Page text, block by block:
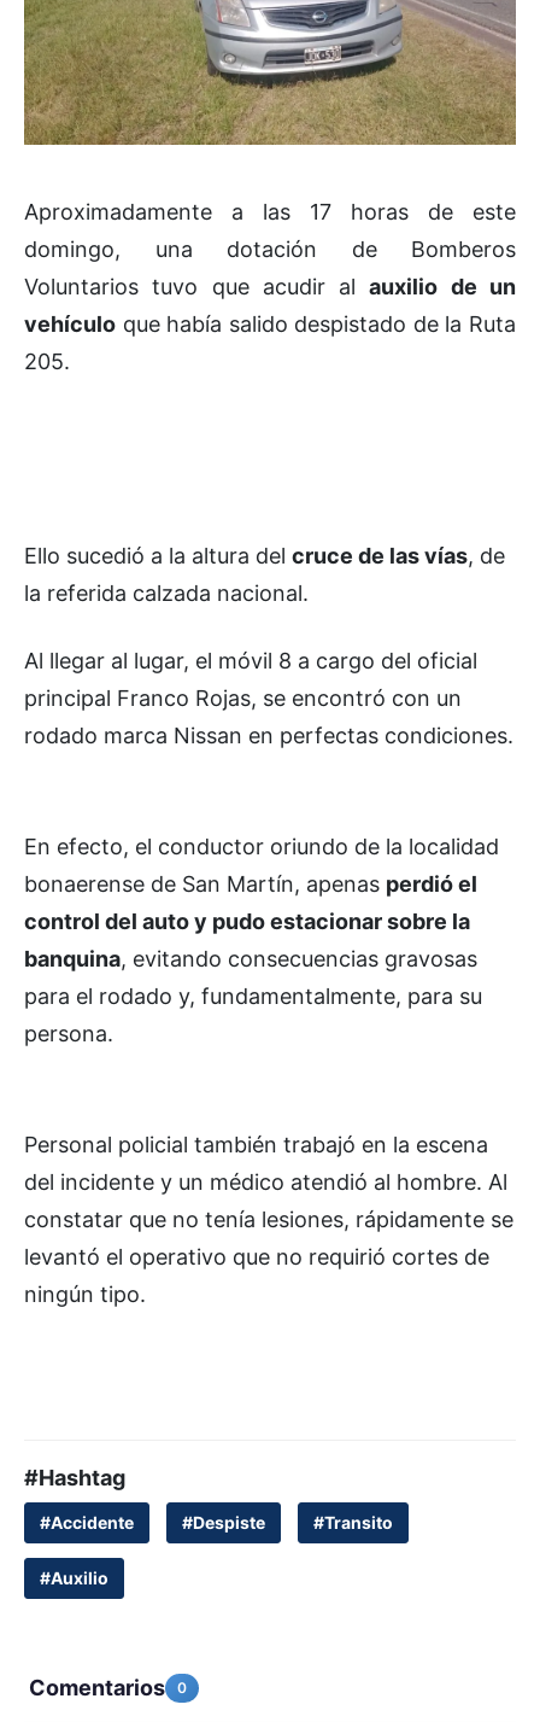
Aproximadamente a las 17 horas de este
domingo, una dotación de Bomberos
Voluntarios tuvo que acudir alauxilio de un
vehículo que había salido despistado de la Ruta
205.
Ello sucedió a la altura del cruce de las vías, de
la referida calzada nacional.
Al llegar al lugar, el móvil 8 a cargo del oficial
principal Franco Rojas, se encontró con un
rodado marca Nissan en perfectas condiciones.
En efecto, el conductor oriundo de la localidad
bonaerense de San Martín, apenas perdió el
control del auto y pudo estacionar sobre la
banquina, evitando consecuencias gravosas
para el rodado y, fundamentalmente, para su
persona.
Personal policial también trabajó en la escena
del incidente y un médico atendió al hombre. Al
constatar que no tenía lesiones, rápidamente se
levantó el operativo que no requirió cortes de
ningún tipo.
#Hashtag
#Accidente #Despiste #Transito
#Auxilio
Comentarios 0